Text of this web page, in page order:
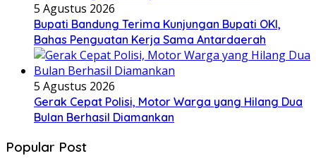
5 Agustus 2026
Bupati Bandung Terima Kunjungan Bupati OKI,
Bahas Penguatan Kerja Sama Antardaerah
5 Agustus 2026
Gerak Cepat Polisi, Motor Warga yang Hilang Dua
Bulan Berhasil Diamankan
Popular Post